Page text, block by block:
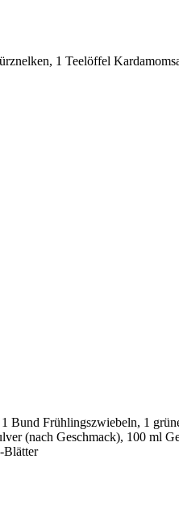
1 Teelöffel
Frühlingszwiebeln, 1
(nach Geschmack), 100 ml
Blätter